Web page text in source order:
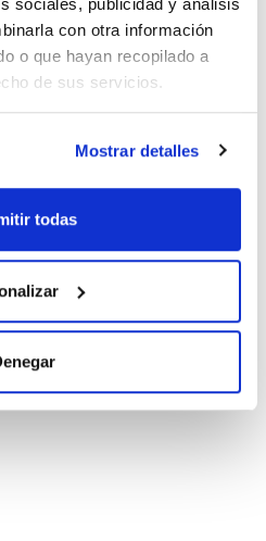
con otra información
o que hayan recopilado a
de sus servicios.
Mostrar detalles
todas
descargas
habitualmente en stock,